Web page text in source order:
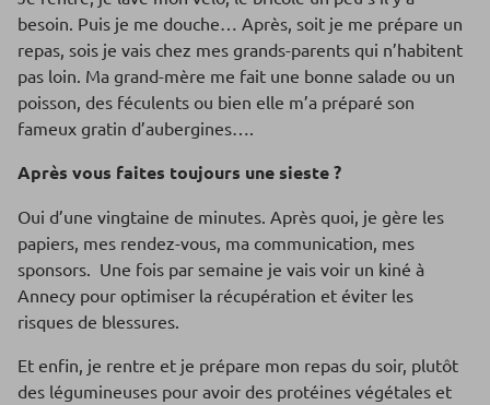
besoin. Puis je me douche… Après, soit je me prépare un
repas, sois je vais chez mes grands-parents qui n’habitent
pas loin. Ma grand-mère me fait une bonne salade ou un
poisson, des féculents ou bien elle m’a préparé son
fameux gratin d’aubergines….
Après vous faites toujours une sieste ?
Oui d’une vingtaine de minutes. Après quoi, je gère les
papiers, mes rendez-vous, ma communication, mes
sponsors. Une fois par semaine je vais voir un kiné à
Annecy pour optimiser la récupération et éviter les
risques de blessures.
Et enfin, je rentre et je prépare mon repas du soir, plutôt
des légumineuses pour avoir des protéines végétales et